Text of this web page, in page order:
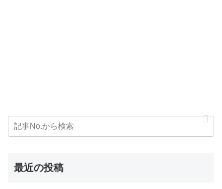
最近の投稿